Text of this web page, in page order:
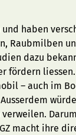
haben
Raubmilben
dazu
fördern
– auch im
macht ihre